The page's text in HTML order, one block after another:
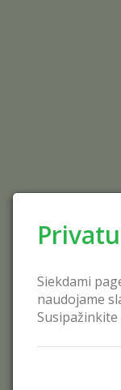
Siekdami
naudojame
Susipažinkite